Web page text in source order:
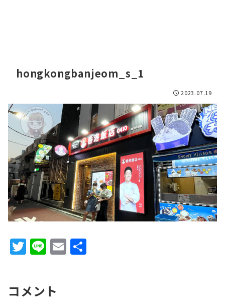
hongkongbanjeom_s_1
2023.07.19
T
w
te
Li
n
E
m
コメント